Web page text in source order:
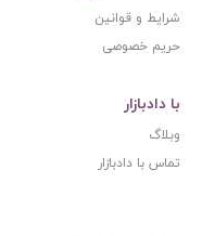
شرایط و قوانین
حریم خصوصی
با دادبازار
وبلاگ
تماس با دادبازار